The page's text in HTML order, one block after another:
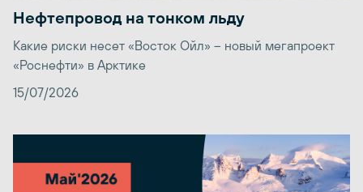
Нефтепровод на тонком льду
Какие риски несет «Восток Ойл» – новый мегапроект
«Роснефти» в Арктике
15/07/2026